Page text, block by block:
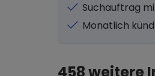
Suchauftrag
Monatlich